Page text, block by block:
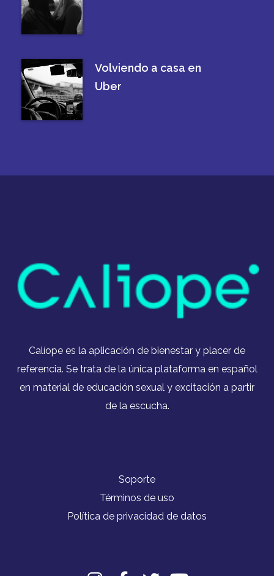
Volviendo a casa en
Uber
Calíope es la aplicación de bienestar y placer de
referencia. Se trata de la única plataforma en español
en material de educación sexual y excitación a partir
de la escucha.​
Soporte
Términos de uso
Política de privacidad de datos